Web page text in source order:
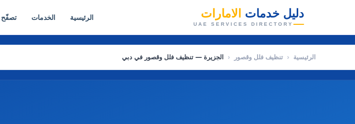
دليل خدمات الامارات
UAE SERVICES DIRECTORY
الرئيسية الخدمات تصفّح
الرئيسية ‹ تنظيف فلل وقصور ‹ الجزيرة — تنظيف فلل وقصور في دبي